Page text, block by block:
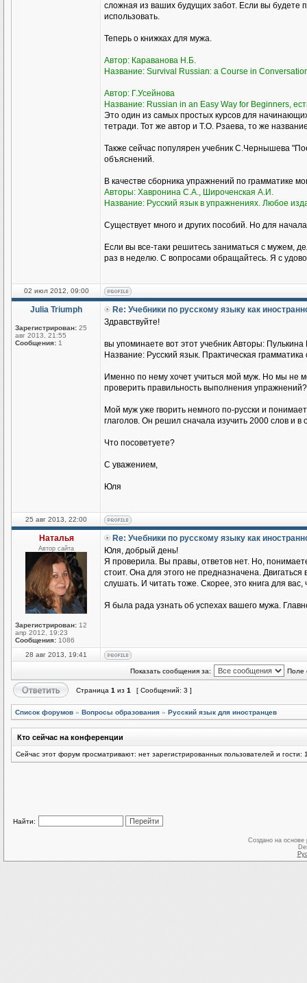
сложная из ваших будущих забот. Если вы будете
использовать.
Теперь о книжках для мужа.
Автор: Караванова Н.Б.
Название: Survival Russian: а Course in
Автор: Г.Усейнова
Название: Russian in an Easy Way for Beginners,
Это один из самых простых курсов для
тетради. Тот же автор и Т.О. Рзаева, то же
Также сейчас популярен учебник С.Чернышева
объяснений.
В качестве сборника упражнений по грамматике
Авторы: Хавронина С.А., Широченская А.И.
Название: Русский язык в упражнениях. Любое
Существует много и других пособий. Но для
Если вы все-таки решитесь заниматься с мужем,
раз в неделю. С вопросами обращайтесь. Я с
02 июл 2012, 09:00
Julia Triumph
Зарегистрирован: 25
авг 2013, 21:55
Сообщения: 1
Re: Учебники по русскому языку как
Здравствуйте!
вы упоминаете вот этот учебник Авторы:
Название: Русский язык. Практическая
Именно по нему хочет учиться мой муж. Но мы не
проверить правильность выполнения упражнений?
Мой муж уже гворить немного по-русски и
глаголов. Он решил сначала изучить 2000 слов и
Что посоветуете?
С уважением,
Юля
25 авг 2013, 22:00
Наталья
Автор сайта
Зарегистрирован: 12
апр 2012, 19:23
Сообщения: 1086
Re: Учебники по русскому языку как
Юля, добрый день!
Я проверила. Вы правы, ответов нет. Но,
стоит. Она для этого не предназначена.
слушать. И читать тоже. Скорее, это книга для
Я была рада узнать об успехах вашего мужа.
28 авг 2013, 19:41
Показать сообщения за: Поле
Страница 1 из 1 [ Сообщений: 3 ]
Список форумов » Вопросы образования » Русский язык для иностранцев
Кто сейчас на конференции
Сейчас этот форум просматривают: нет зарегистрированных пользователей и гости:
Найти:
Создано на основе